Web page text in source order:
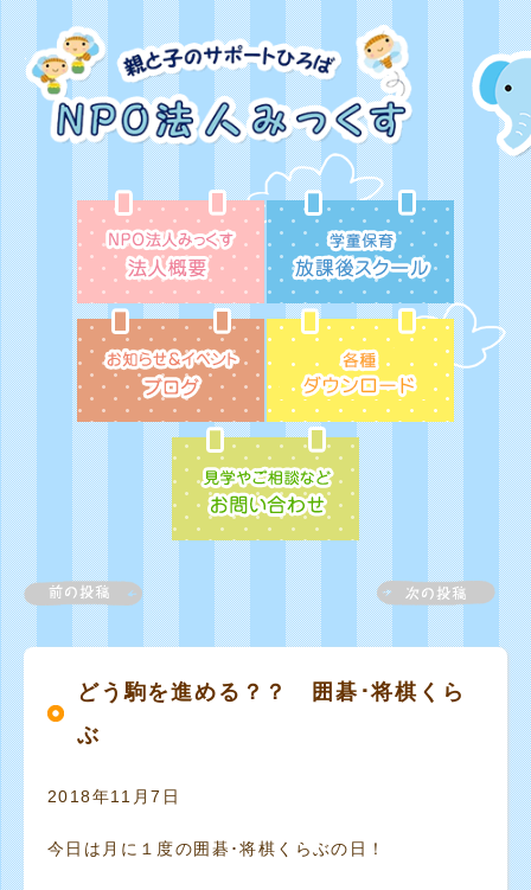
どう駒を進める？？ 囲碁･将棋くら
ぶ
2018年11月7日
今日は月に１度の囲碁･将棋くらぶの日！